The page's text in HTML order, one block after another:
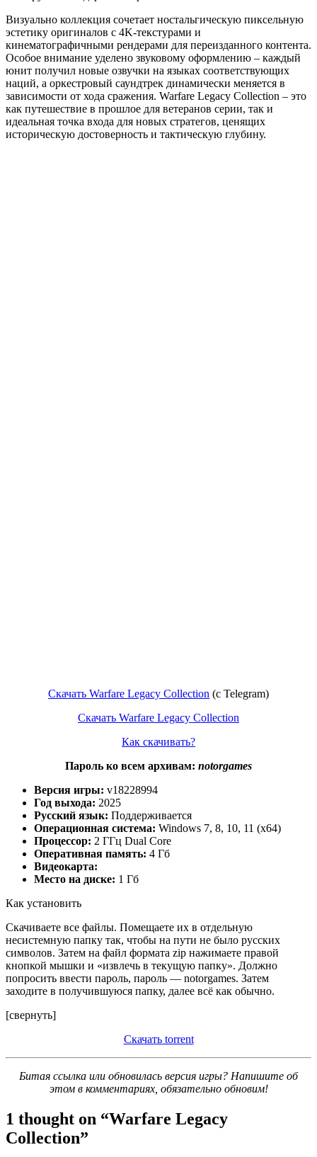
Визуально коллекция сочетает ностальгическую пиксельную
эстетику оригиналов с 4K-текстурами и
кинематографичными рендерами для переизданного контента.
Особое внимание уделено звуковому оформлению – каждый
юнит получил новые озвучки на языках соответствующих
наций, а оркестровый саундтрек динамически меняется в
зависимости от хода сражения. Warfare Legacy Collection – это
как путешествие в прошлое для ветеранов серии, так и
идеальная точка входа для новых стратегов, ценящих
историческую достоверность и тактическую глубину.
Скачать Warfare Legacy Collection (с Telegram)
Скачать Warfare Legacy Collection
Как скачивать?
Пароль ко всем архивам: notorgames
Версия игры: v18228994
Год выхода: 2025
Русский язык: Поддерживается
Операционная система: Windows 7, 8, 10, 11 (x64)
Процессор: 2 ГГц Dual Core
Оперативная память: 4 Гб
Видеокарта:
Место на диске: 1 Гб
Как установить
Скачиваете все файлы. Помещаете их в отдельную
несистемную папку так, чтобы на пути не было русских
символов. Затем на файл формата zip нажимаете правой
кнопкой мышки и «извлечь в текущую папку». Должно
попросить ввести пароль, пароль — notorgames. Затем
заходите в получившуюся папку, далее всё как обычно.
[свернуть]
Скачать torrent
Битая ссылка или обновилась версия игры? Напишите об
этом в комментариях, обязательно обновим!
1 thought on “Warfare Legacy
Collection”